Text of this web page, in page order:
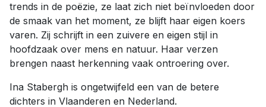
trends in de poëzie, ze laat zich niet beïnvloeden door
de smaak van het moment, ze blijft haar eigen koers
varen. Zij schrijft in een zuivere en eigen stijl in
hoofdzaak over mens en natuur. Haar verzen
brengen naast herkenning vaak ontroering over.
Ina Stabergh is ongetwijfeld een van de betere
dichters in Vlaanderen en Nederland.